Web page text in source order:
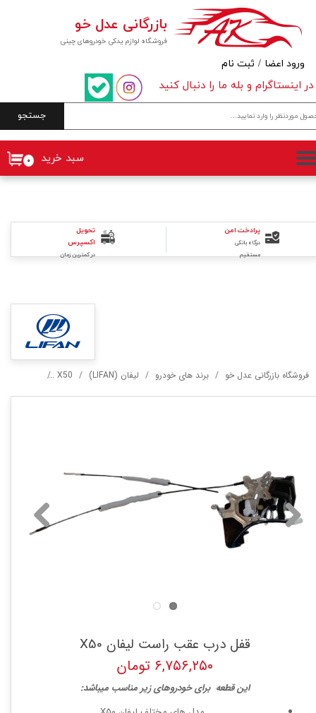
فروشگاه لوازم یدکی خودروهای چینی
بازرگانی عدل خو
جستجو
۰ سبد خرید
در اینستاگرام و بله ما را دنبال کنید
ورود اعضا / ثبت نام
حساب کاربری من
تغییر گذر واژه
سفارشات
خروج از حساب کاربری
فروشگاه بازرگانی عدل خو برند های خودرو لیفان (LIFAN) X50
قفل درب عقب راست لیفان X50
۶,۷۵۶,۲۵۰ تومان
این قطعه برای خودروهای زیر مناسب میباشد:
تحویل
اکسپرس
در کمترین زمان
پرادخت امن
درگاه بانکی
مستقیم